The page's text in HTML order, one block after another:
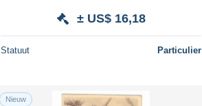
± US$ 16,18
Statuut Particulier
Nieuw